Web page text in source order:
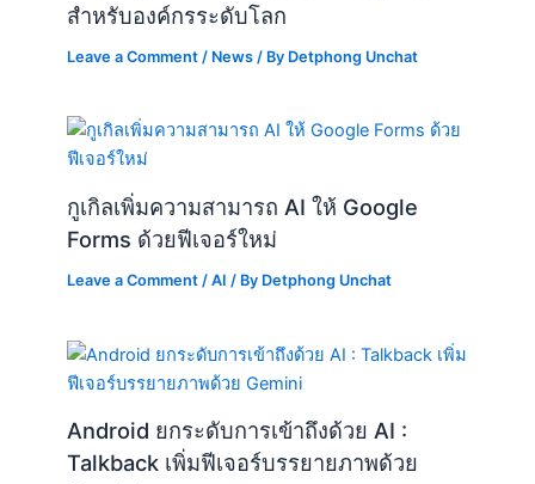
กูเกิลเพิ่มความสามารถ AI ให้ Google
Leave a Comment /AI/ By Detphong Unchat
Android ยกระดับการเข้าถึงด้วย AI :
Gemini
Leave a Comment /AI,News/ By